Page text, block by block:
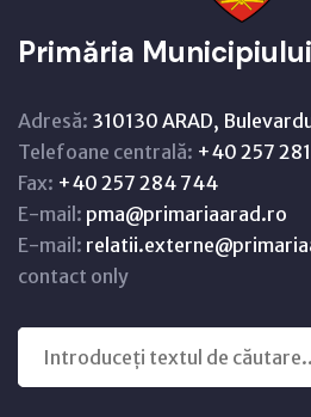
Primăria
Adresă: 310130 ARAD,
Telefoane centrală: +40 257
Fax: +40 257 284 744
E-mail: pma@primariaarad.ro
E-mail:
contact only